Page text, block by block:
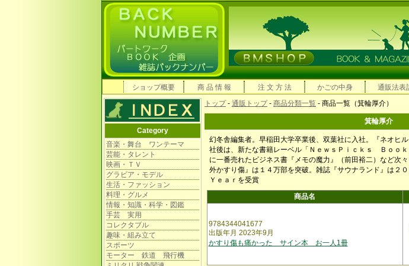
ショップ概要
商 品 情 報 注 文 方 法 かごの中身 通販法表
Category
音楽・舞台 ワンテーマ
芸能・タレント
映画・ＴＶ
グラビア・モデル
生活・ファッション
料理・グルメ
情報・知識・科学・図鑑
手芸 実用
コレクタブル
趣味・組み立て
スポーツ
モーター 鉄道 飛行機
トップ- 通販トップ- 商品分類一覧 - 商品一覧（箕輪厚介）
箕輪厚介
幻冬舎編集者。早稲田大学卒業後、双葉社に入社。『ネオヒ
社後は、新たな書籍レーベル「ＮｅｗｓＰｉｃｋｓ Ｂｏｏ
に一番売れたビジネス書『メモの魔力』（前田裕二）など次
外かすり傷』は１４万部を突破。雑誌『サウナランド』は
Ｙｅａｒを受賞
商品名
9784344041677
出版年月 2023年9月
かすり傷も痛かった サイン本 お一人1冊